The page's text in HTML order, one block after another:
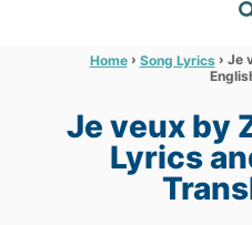
S
E
R
C
Home › Song Lyrics › Je
Je veux by
Lyrics